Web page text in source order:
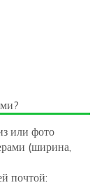
или фото
(ширина,
почтой: